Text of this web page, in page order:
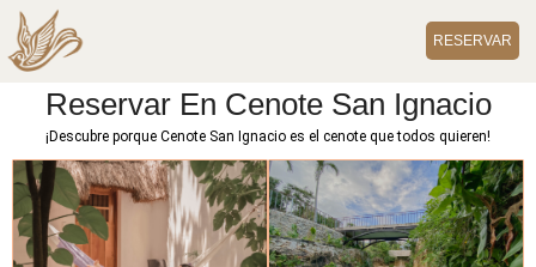
RESERVAR
Reservar En Cenote San Ignacio
¡Descubre porque Cenote San Ignacio es el cenote que todos quieren!